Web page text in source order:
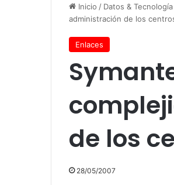
Inicio / Datos & Tecnología
administración de los
Enlaces
de los
28/05/2007